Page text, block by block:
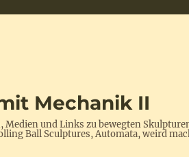
Mechanik II
und Links zu bewegten
Ball Sculptures, Automata, weird